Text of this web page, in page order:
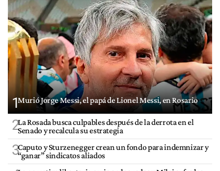
1Murió Jorge Messi, el papá de Lionel Messi, en Rosario
2La Rosada busca culpables después de la derrota en el
Senado y recalcula su estrategia
3Caputo y Sturzenegger crean un fondo para indemnizar y
“ganar” sindicatos aliados